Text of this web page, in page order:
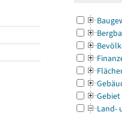
Gebiet
Land-